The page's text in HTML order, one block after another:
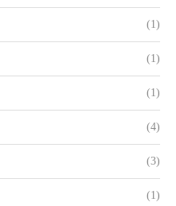
(1)
(1)
(1)
(4)
(3)
(1)